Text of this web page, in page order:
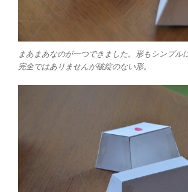
まあまあなのが一つできました。形もシンプル
完全ではありませんが破綻のない形。